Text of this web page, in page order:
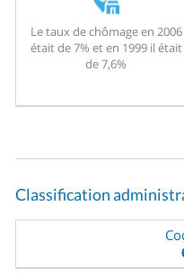
Le taux de chômage en 2006
était de 7% et en 1999 il était
de 7,6%
Classification